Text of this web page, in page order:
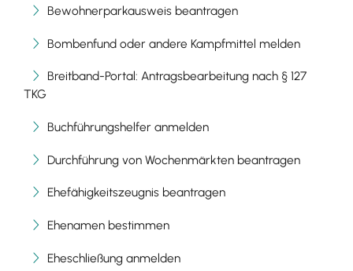
Bewohnerparkausweis beantragen
Bombenfund oder andere Kampfmittel melden
Breitband-Portal: Antragsbearbeitung nach § 127
TKG
Buchführungshelfer anmelden
Durchführung von Wochenmärkten beantragen
Ehefähigkeitszeugnis beantragen
Ehenamen bestimmen
Eheschließung anmelden